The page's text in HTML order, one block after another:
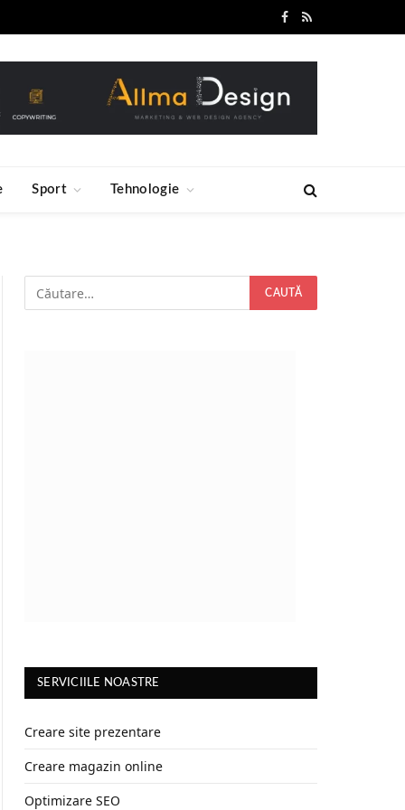
Facebook
RSS
Sport Tehnologie
SERVICIILE NOASTRE
Creare site prezentare
Creare magazin online
Optimizare SEO